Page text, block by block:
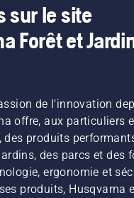
sur le site
Forêt et
de l'innovation
offre, aux particuliers
des produits
des parcs et des
ergonomie et
produits, Husqvarna